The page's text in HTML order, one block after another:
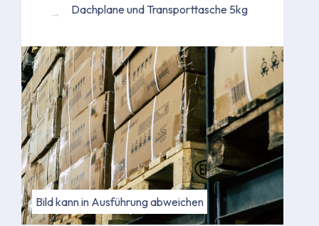
Dachplane und Transporttasche 5kg
Bild kann in Ausführung abweichen